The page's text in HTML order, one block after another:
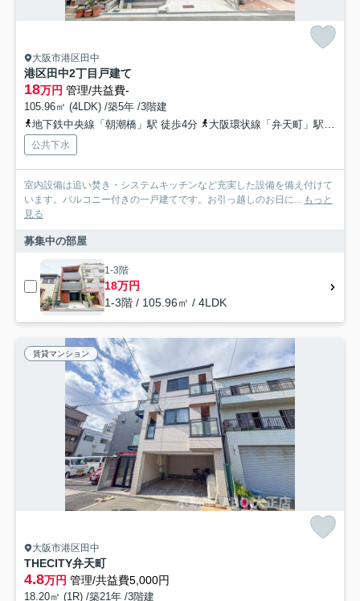
大阪市港区田中
港区田中2丁目戸建て
18万円 管理/共益費-
105.96㎡ (4LDK) /築5年 /3階建
地下鉄中央線「朝潮橋」駅 徒歩4分
大阪環状線「弁天町」駅 徒歩21分
公共下水
室内設備は追い焚き・システムキッチンなど充実した設備を備え付けて
います。バルコニー付きの一戸建てです。お引っ越しのお日に...
もっと
見る
募集中の部屋
1-3階
18万円
1-3階 / 105.96㎡ / 4LDK
賃貸マンション
大阪市港区田中
THECITY弁天町
4.8万円 管理/共益費5,000円
18.20㎡ (1R) /築21年 /3階建